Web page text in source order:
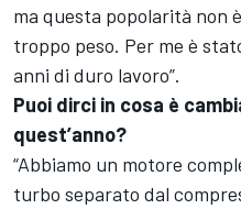
ma questa popolarità non
troppo peso. Per me è
anni di duro lavoro”.
Puoi dirci in cosa è
quest’anno?
“Abbiamo un motore
turbo separato dal